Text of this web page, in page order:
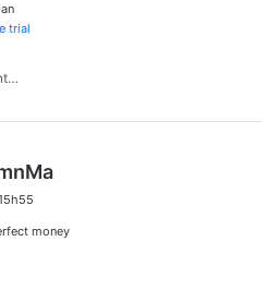
trial
money